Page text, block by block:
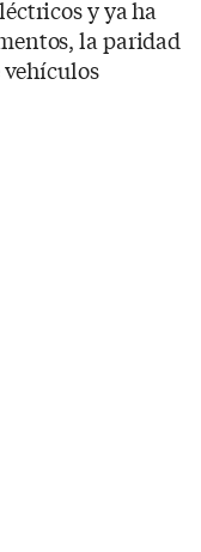
y ya ha
la paridad